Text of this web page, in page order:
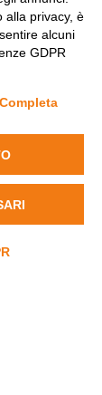
alla privacy, è
alcuni
GDPR